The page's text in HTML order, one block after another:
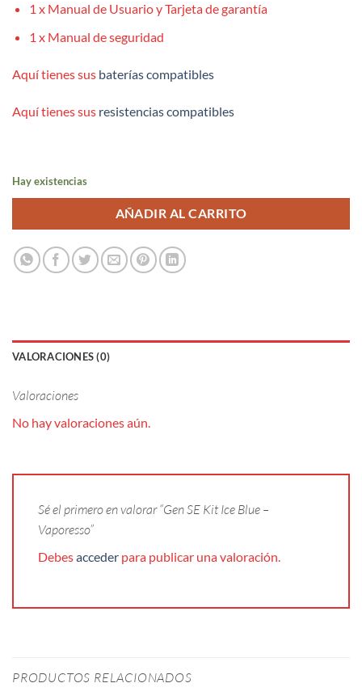
1 x Manual de Usuario y Tarjeta de garantía
1 x Manual de seguridad
Aquí tienes sus baterías compatibles
Aquí tienes sus resistencias compatibles
Hay existencias
AÑADIR AL CARRITO
VALORACIONES (0)
Valoraciones
No hay valoraciones aún.
Sé el primero en valorar “Gen SE Kit Ice Blue –
Vaporesso”
Debesacceder para publicar una valoración.
PRODUCTOS RELACIONADOS